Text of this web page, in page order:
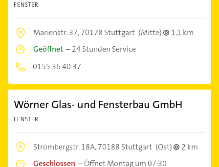
FENSTER
Marienstr. 37,70178 Stuttgart (Mitte)
1,1 km
Geöffnet –24 Stunden Service
0155 36 40 37
Wörner Glas- und Fensterbau GmbH
FENSTER
Strombergstr. 18A,70188 Stuttgart (Ost)
2 km
Geschlossen –Öffnet Montag um 07:30